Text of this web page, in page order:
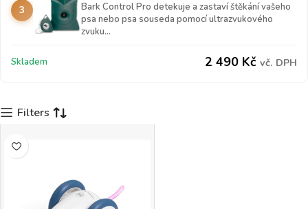
3
Bark Control Pro detekuje a zastaví štěkání vašeho
psa nebo psa souseda pomocí ultrazvukového
zvuku...
Skladem 2 490 Kč vč. DPH
Filters